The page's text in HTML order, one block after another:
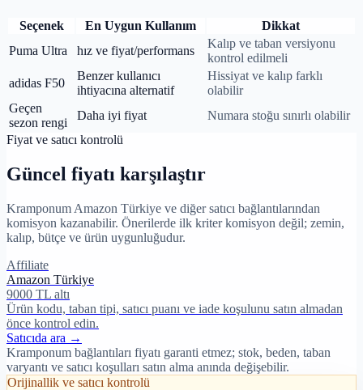
Seçenek En Uygun Kullanım
Dikkat
Puma Ultra
hız ve fiyat/performans
Kalıp ve taban versiyonu
kontrol edilmeli
adidas F50
Benzer kullanıcı
ihtiyacına alternatif
Hissiyat ve kalıp farklı
olabilir
Geçen
sezon rengi
Daha iyi fiyat
Numara stoğu sınırlı olabilir
Fiyat ve satıcı kontrolü
Güncel fiyatı karşılaştır
Kramponum Amazon Türkiye ve diğer satıcı bağlantılarından
komisyon kazanabilir. Önerilerde ilk kriter komisyon değil; zemin,
kalıp, bütçe ve ürün uygunluğudur.
Affiliate
Amazon Türkiye
9000 TL altı
Ürün kodu, taban tipi, satıcı puanı ve iade koşulunu satın almadan
önce kontrol edin.
Satıcıda ara →
Kramponum bağlantıları fiyatı garanti etmez; stok, beden, taban
varyantı ve satıcı koşulları satın alma anında değişebilir.
Orijinallik ve satıcı kontrolü